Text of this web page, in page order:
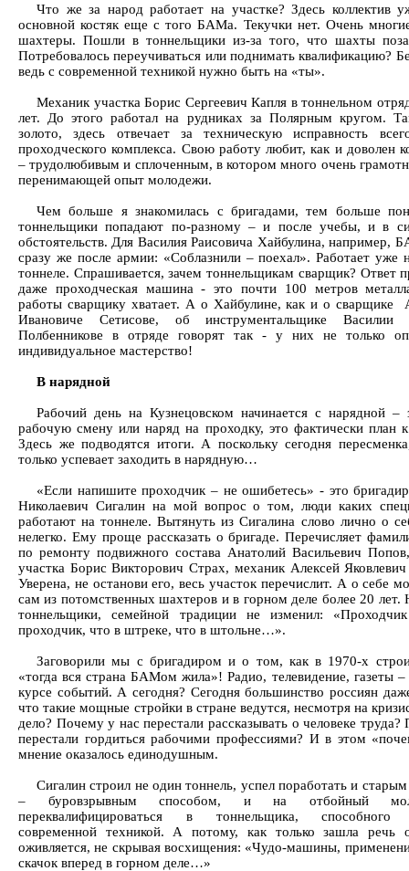
Что же за народ работает на участке? Здесь коллектив
основной костяк еще с того БАМа. Текучки нет. Очень
шахтеры. Пошли в тоннельщики из-за того, что шахты
Потребовалось переучиваться или поднимать квалификацию?
ведь с современной техникой нужно быть на «ты».
Механик участка Борис Сергеевич Капля в тоннельном
лет. До этого работал на рудниках за Полярным кругом.
золото, здесь отвечает за техническую исправность
проходческого комплекса. Свою работу любит, как и доволен
– трудолюбивым и сплоченным, в котором много очень
перенимающей опыт молодежи.
Чем больше я знакомилась с бригадами, тем больше
тоннельщики попадают по-разному – и после учебы, и в
обстоятельств. Для Василия Раисовича Хайбулина, например,
сразу же после армии: «Соблазнили – поехал». Работает уже
тоннеле. Спрашивается, зачем тоннельщикам сварщик? Ответ
даже проходческая машина - это почти 100 метров
работы сварщику хватает. А о Хайбулине, как и о сварщике
Ивановиче Сетисове, об инструментальщике Василии
Полбенникове в отряде говорят так - у них не только
индивидуальное мастерство!
В нарядной
Рабочий день на Кузнецовском начинается с нарядной –
рабочую смену или наряд на проходку, это фактически план
Здесь же подводятся итоги. А поскольку сегодня
только успевает заходить в нарядную…
«Если напишите проходчик – не ошибетесь» - это
Николаевич Сигалин на мой вопрос о том, люди каких
работают на тоннеле. Вытянуть из Сигалина слово лично о
нелегко. Ему проще рассказать о бригаде. Перечисляет
по ремонту подвижного состава Анатолий Васильевич Попов,
участка Борис Викторович Страх, механик Алексей
Уверена, не останови его, весь участок перечислит. А о себе
сам из потомственных шахтеров и в горном деле более 20 лет.
тоннельщики, семейной традиции не изменил:
проходчик, что в штреке, что в штольне…».
Заговорили мы с бригадиром и о том, как в 1970-х
«тогда вся страна БАМом жила»! Радио, телевидение, газеты
курсе событий. А сегодня? Сегодня большинство россиян
что такие мощные стройки в стране ведутся, несмотря на
дело? Почему у нас перестали рассказывать о человеке
перестали гордиться рабочими профессиями? И в этом
мнение оказалось единодушным.
Сигалин строил не один тоннель, успел поработать и
– буровзрывным способом, и на отбойный
переквалифицироваться в тоннельщика, способного
современной техникой. А потому, как только зашла
оживляется, не скрывая восхищения: «Чудо-машины,
скачок вперед в горном деле…»